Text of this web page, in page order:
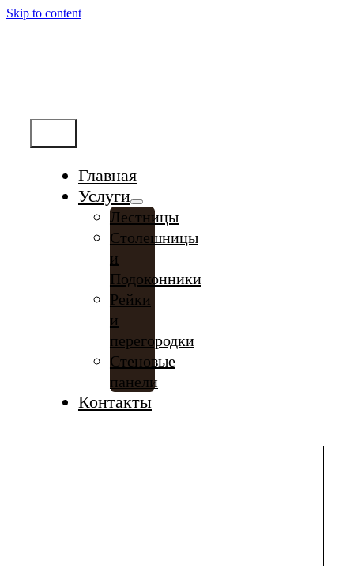
Skip to content
Главная
Услуги
Лестницы
Столешницы
и
Подоконники
Рейки
и
перегородки
Стеновые
панели
Контакты